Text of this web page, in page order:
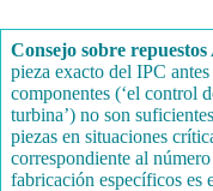
Consejo sobre
pieza exacto del IPC
componentes (‘el control
turbina’) no son
piezas en situaciones
correspondiente al
fabricación específicos es